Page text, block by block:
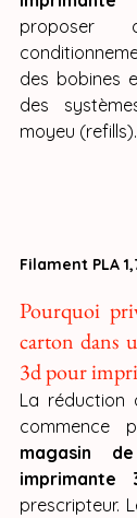
proposer
des bobines
des
moyeu (refills).
Filament PLA
Pourquoi
carton dans
3d pour
La réduction
magasin
imprimante
prescripteur.